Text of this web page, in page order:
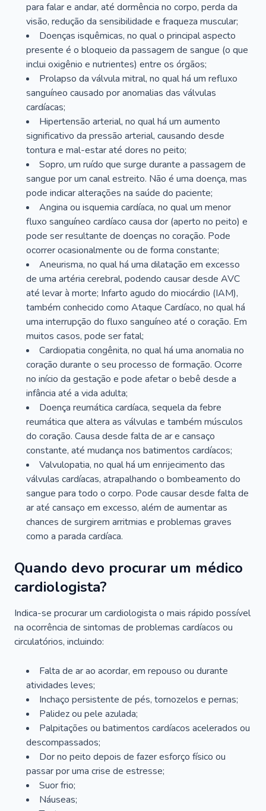
para falar e andar, até dormência no corpo, perda da
visão, redução da sensibilidade e fraqueza muscular;
Doenças isquêmicas, no qual o principal aspecto
presente é o bloqueio da passagem de sangue (o que
inclui oxigênio e nutrientes) entre os órgãos;
Prolapso da válvula mitral, no qual há um refluxo
sanguíneo causado por anomalias das válvulas
cardíacas;
Hipertensão arterial, no qual há um aumento
significativo da pressão arterial, causando desde
tontura e mal-estar até dores no peito;
Sopro, um ruído que surge durante a passagem de
sangue por um canal estreito. Não é uma doença, mas
pode indicar alterações na saúde do paciente;
Angina ou isquemia cardíaca, no qual um menor
fluxo sanguíneo cardíaco causa dor (aperto no peito) e
pode ser resultante de doenças no coração. Pode
ocorrer ocasionalmente ou de forma constante;
Aneurisma, no qual há uma dilatação em excesso
de uma artéria cerebral, podendo causar desde AVC
até levar à morte; Infarto agudo do miocárdio (IAM),
também conhecido como Ataque Cardíaco, no qual há
uma interrupção do fluxo sanguíneo até o coração. Em
muitos casos, pode ser fatal;
Cardiopatia congênita, no qual há uma anomalia no
coração durante o seu processo de formação. Ocorre
no início da gestação e pode afetar o bebê desde a
infância até a vida adulta;
Doença reumática cardíaca, sequela da febre
reumática que altera as válvulas e também músculos
do coração. Causa desde falta de ar e cansaço
constante, até mudança nos batimentos cardíacos;
Valvulopatia, no qual há um enrijecimento das
válvulas cardíacas, atrapalhando o bombeamento do
sangue para todo o corpo. Pode causar desde falta de
ar até cansaço em excesso, além de aumentar as
chances de surgirem arritmias e problemas graves
como a parada cardíaca.
Quando devo procurar um médico
cardiologista?
Indica-se procurar um cardiologista o mais rápido possível
na ocorrência de sintomas de problemas cardíacos ou
circulatórios, incluindo:
Falta de ar ao acordar, em repouso ou durante
atividades leves;
Inchaço persistente de pés, tornozelos e pernas;
Palidez ou pele azulada;
Palpitações ou batimentos cardíacos acelerados ou
descompassados;
Dor no peito depois de fazer esforço físico ou
passar por uma crise de estresse;
Suor frio;
Náuseas;